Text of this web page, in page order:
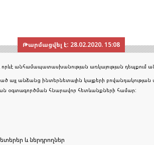
Թարմացվել է: 28.02.2020. 15:08
որևէ անհամապատասխանության առկայության դեպքում
այլ անձանց ինտերնետային կայքերի
օգտագործման հնարավոր հետևանքների համար:
և ներդրողներ